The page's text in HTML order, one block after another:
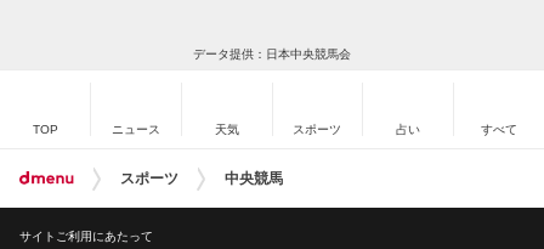
データ提供：日本中央競馬会
TOP ニュース 天気 スポーツ 占い すべて
スポーツ 中央競馬
サイトご利用にあたって